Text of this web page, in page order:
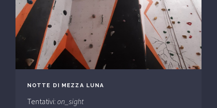
NOTTE DI MEZZA LUNA
Tentativi: on_sight